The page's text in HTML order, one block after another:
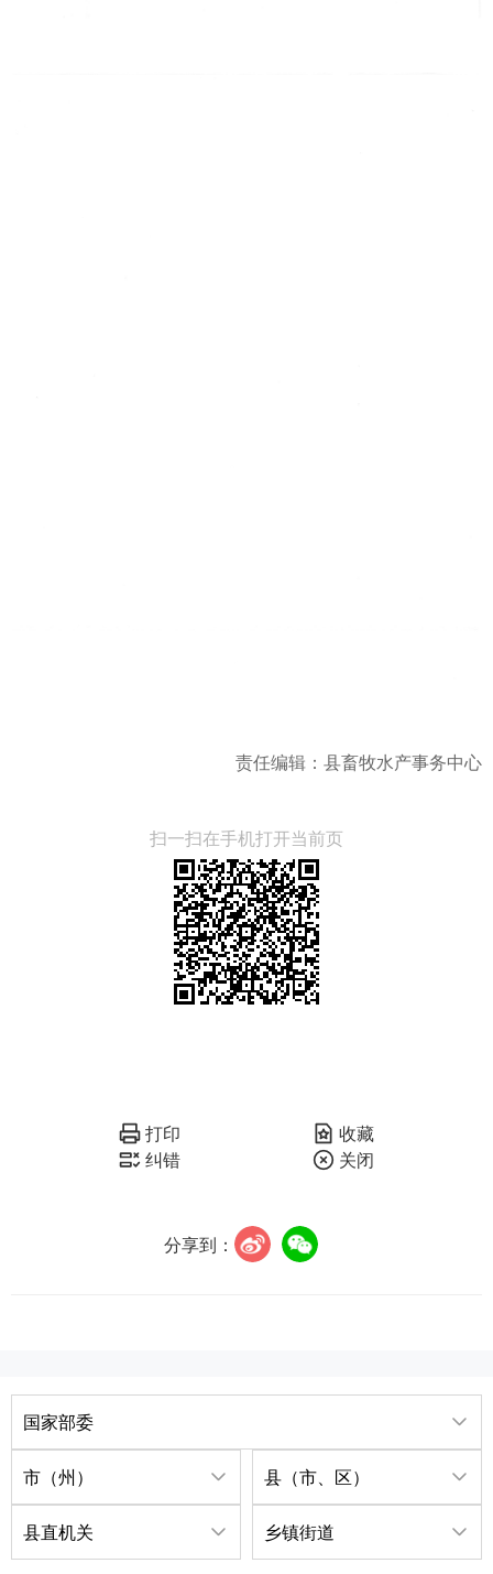
责任编辑：县畜牧水产事务中心
扫一扫在手机打开当前页
打印
收藏
纠错
关闭
分享到：
国家部委
市（州） 县（市、区）
县直机关 乡镇街道